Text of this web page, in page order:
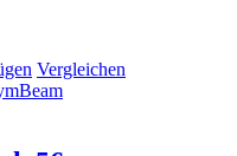
Vergleichen